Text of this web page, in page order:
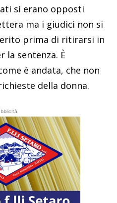
si erano opposti
ma i giudici non si
prima di ritirarsi in
la sentenza. È
è andata, che non
della donna.